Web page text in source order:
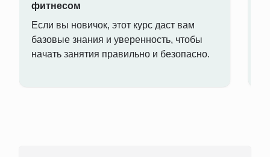
фитнесом
Если вы новичок, этот курс даст вам
базовые знания и уверенность, чтобы
начать занятия правильно и безопасно.